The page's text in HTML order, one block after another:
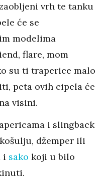
vrh te tanku
će se
modelima
flare, mom
su ti traperice malo
peta ovih cipela će
visini.
i slingback
džemper ili
i sako koji u bilo